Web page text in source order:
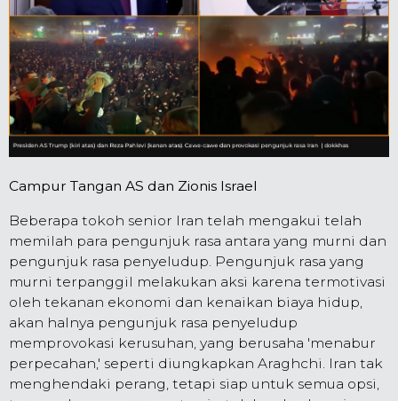
Campur Tangan AS dan Zionis Israel
Beberapa tokoh senior Iran telah mengakui telah
memilah para pengunjuk rasa antara yang murni dan
pengunjuk rasa penyeludup. Pengunjuk rasa yang
murni terpanggil melakukan aksi karena termotivasi
oleh tekanan ekonomi dan kenaikan biaya hidup,
akan halnya pengunjuk rasa penyeludup
memprovokasi kerusuhan, yang berusaha 'menabur
perpecahan,' seperti diungkapkan Araghchi. Iran tak
menghendaki perang, tetapi siap untuk semua opsi,